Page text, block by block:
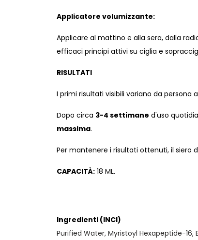
Applicatore volumizzante:
Applicare al mattino e alla sera, dalla
efficaci principi attivi su ciglia e
RISULTATI
I primi risultati visibili variano da
Dopo circa 3-4 settimane d'uso
massima.
Per mantenere i risultati ottenuti, il siero
CAPACITÀ: 18 ML.
Ingredienti (INCI)
Purified Water, Myristoyl Hexapeptide-